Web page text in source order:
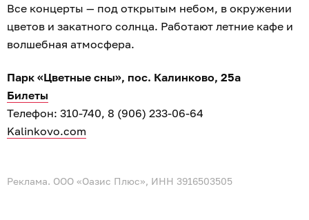
Все концерты — под открытым небом, в окружении
цветов и закатного солнца. Работают летние кафе и
волшебная атмосфера.
Парк «Цветные сны», пос. Калинково, 25а
Билеты
Телефон: 310-740, 8 (906) 233-06-64
Kalinkovo.com
Реклама. ООО «Оазис Плюс», ИНН 3916503505